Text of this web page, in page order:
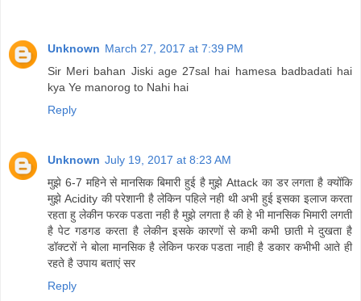
Unknown March 27, 2017 at 7:39 PM
Sir Meri bahan Jiski age 27sal hai hamesa badbadati hai
kya Ye manorog to Nahi hai
Reply
Unknown July 19, 2017 at 8:23 AM
मुझे 6-7 महिने से मानसिक बिमारी हुई है मुझे Attack का डर लगता है क्योंकि
मुझे Acidity की परेशानी है लेकिन पहिले नही थी अभी हुई इसका इलाज करता
रहता हु लेकीन फरक पडता नही है मुझे लगता है की हे भी मानसिक भिमारी लगती
है पेट गडगड करता है लेकीन इसके कारणों से कभी कभी छाती मे दुखता है
डॉक्टरों ने बोला मानसिक है लेकिन फरक पडता नाही है डकार कभीभी आते ही
रहते है उपाय बताएं सर
Reply